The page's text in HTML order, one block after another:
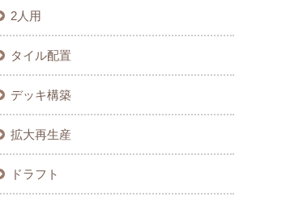
2人用
タイル配置
デッキ構築
拡大再生産
ドラフト